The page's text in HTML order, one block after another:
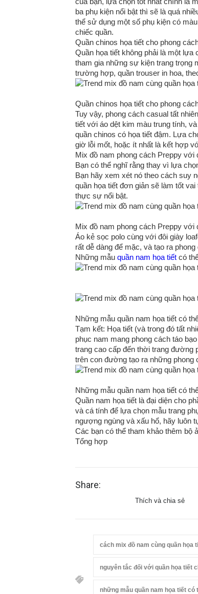
ba phụ kiện nổi bật thì sẽ là quá
thể sử dụng một số phụ kiện có
chiếc quần.
Quần chinos họa tiết cho phong
Quần họa tiết không phải là một lựa
tham gia những sự kiện trang trọng
trường hợp, quần trouser in hoa,
Quần chinos họa tiết cho phong
Tuy vậy, phong cách casual tất
tiết với áo dệt kim màu trung tính,
quần chinos có họa tiết đậm. Lựa
giờ lỗi mốt, hoặc ít nhất là kết hợp
Mix đồ nam phong cách Preppy với
Bạn có thể nghĩ rằng thay vì lựa
Bạn hãy xem xét nó theo cách suy
quần họa tiết đơn giản sẽ làm tốt
thực sự nổi bật.
Mix đồ nam phong cách Preppy với
Áo kẻ sọc polo cùng với đôi giày
rất dễ dàng để mặc, và tạo ra
Những mẫu quần nam họa tiết có
Những mẫu quần nam họa tiết có
Tạm kết: Họa tiết (và trong đó tất
phục nam mang phong cách táo
trang cao cấp đến thời trang đường
trên con đường tạo ra những phong
Những mẫu quần nam họa tiết có
Quần nam họa tiết là đại diện cho
và cá tính để lựa chọn mẫu trang
ngượng ngùng và xấu hổ, hãy luôn
Các bạn có thể tham khảo thêm bộ
Tổng hợp
Share:
Thích và chia sẻ
cách mix đồ nam cùng quần họa
nguyên tắc đối với quần họa tiết
những mẫu quần nam họa tiết có